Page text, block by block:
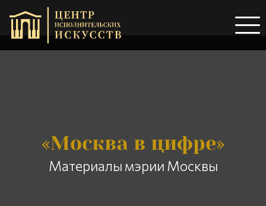
«Москва в цифре»
Материалы мэрии Москвы